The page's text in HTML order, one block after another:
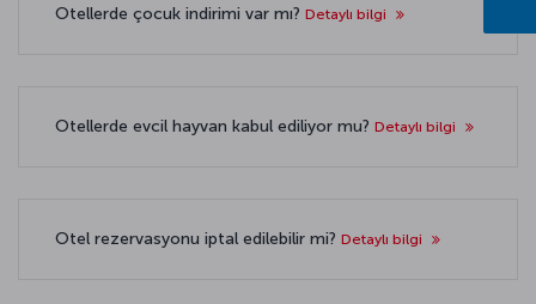
Otellerde çocuk indirimi var mı? Detaylı bilgi
Otellerde evcil hayvan kabul ediliyor mu? Detaylı bilgi
Otel rezervasyonu iptal edilebilir mi? Detaylı bilgi